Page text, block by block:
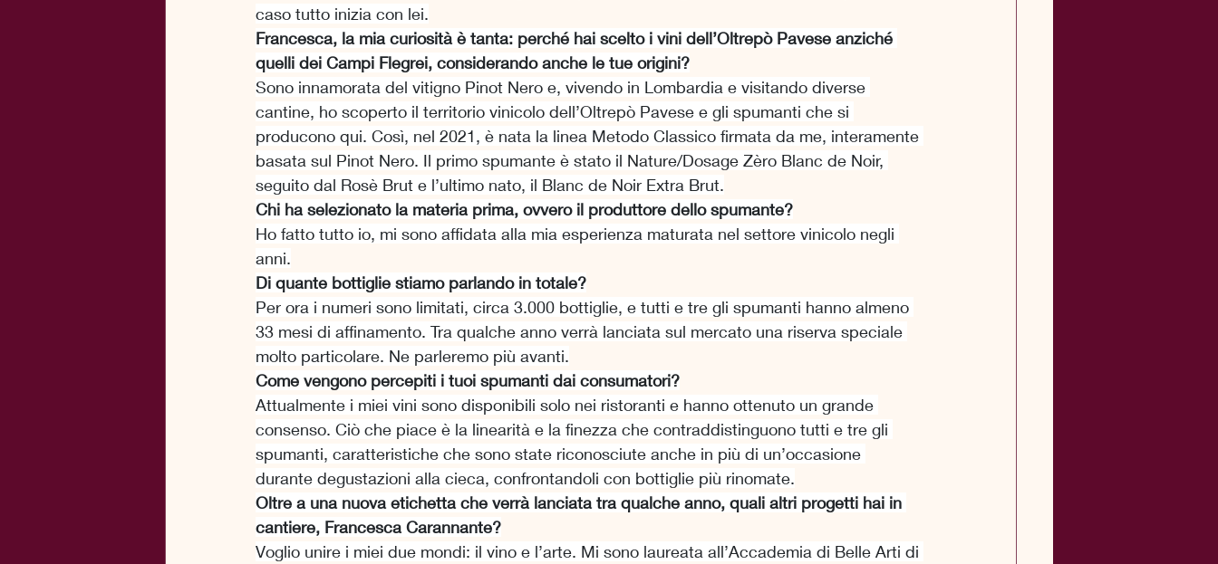
caso tutto inizia con lei.
Francesca, la mia curiosità è tanta: perché hai scelto i vini dell’Oltrepò Pavese anziché
quelli dei Campi Flegrei, considerando anche le tue origini?
Sono innamorata del vitigno Pinot Nero e, vivendo in Lombardia e visitando diverse
cantine, ho scoperto il territorio vinicolo dell’Oltrepò Pavese e gli spumanti che si
producono qui. Così, nel 2021, è nata la linea Metodo Classico firmata da me, interamente
basata sul Pinot Nero. Il primo spumante è stato il Nature/Dosage Zèro Blanc de Noir,
seguito dal Rosè Brut e l’ultimo nato, il Blanc de Noir Extra Brut.
Chi ha selezionato la materia prima, ovvero il produttore dello spumante?
Ho fatto tutto io, mi sono affidata alla mia esperienza maturata nel settore vinicolo negli
anni.
Di quante bottiglie stiamo parlando in totale?
Per ora i numeri sono limitati, circa 3.000 bottiglie, e tutti e tre gli spumanti hanno almeno
33 mesi di affinamento. Tra qualche anno verrà lanciata sul mercato una riserva speciale
molto particolare. Ne parleremo più avanti.
Come vengono percepiti i tuoi spumanti dai consumatori?
Attualmente i miei vini sono disponibili solo nei ristoranti e hanno ottenuto un grande
consenso. Ciò che piace è la linearità e la finezza che contraddistinguono tutti e tre gli
spumanti, caratteristiche che sono state riconosciute anche in più di un’occasione
durante degustazioni alla cieca, confrontandoli con bottiglie più rinomate.
Oltre a una nuova etichetta che verrà lanciata tra qualche anno, quali altri progetti hai in
cantiere, Francesca Carannante?
Voglio unire i miei due mondi: il vino e l’arte. Mi sono laureata all’Accademia di Belle Arti di